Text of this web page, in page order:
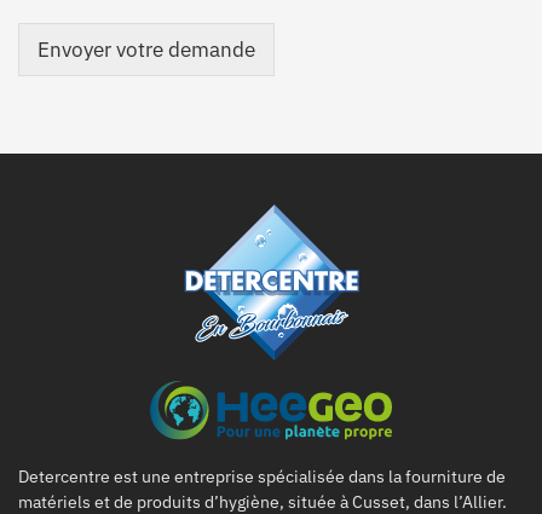
Envoyer votre demande
Detercentre est une entreprise spécialisée dans la fourniture de
matériels et de produits d’hygiène, située à Cusset, dans l’Allier.